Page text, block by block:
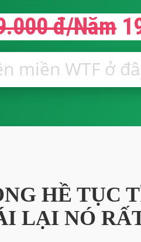
đ/Năm
HỀ TỤC
LẠI NÓ